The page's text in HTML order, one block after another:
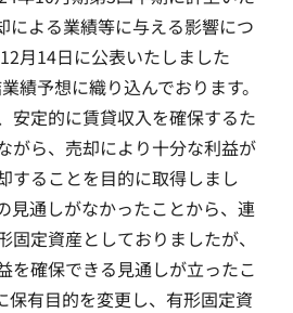
による業績等に与える影響につ
月14日に公表いたしました
績予想に織り込んでおります。
安定的に賃貸収入を確保するた
がら、売却により十分な利益が
することを目的に取得しまし
見通しがなかったことから、連
固定資産としておりましたが、
を確保できる見通しが立ったこ
保有目的を変更し、有形固定資